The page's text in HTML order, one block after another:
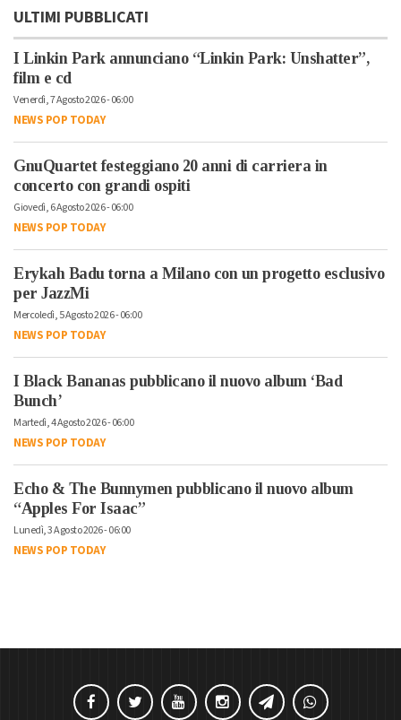
ULTIMI PUBBLICATI
I Linkin Park annunciano “Linkin Park: Unshatter”,
film e cd
Venerdì, 7 Agosto 2026 - 06:00
NEWS POP TODAY
GnuQuartet festeggiano 20 anni di carriera in
concerto con grandi ospiti
Giovedì, 6 Agosto 2026 - 06:00
NEWS POP TODAY
Erykah Badu torna a Milano con un progetto esclusivo
per JazzMi
Mercoledì, 5 Agosto 2026 - 06:00
NEWS POP TODAY
I Black Bananas pubblicano il nuovo album ‘Bad
Bunch’
Martedì, 4 Agosto 2026 - 06:00
NEWS POP TODAY
Echo & The Bunnymen pubblicano il nuovo album
“Apples For Isaac”
Lunedì, 3 Agosto 2026 - 06:00
NEWS POP TODAY